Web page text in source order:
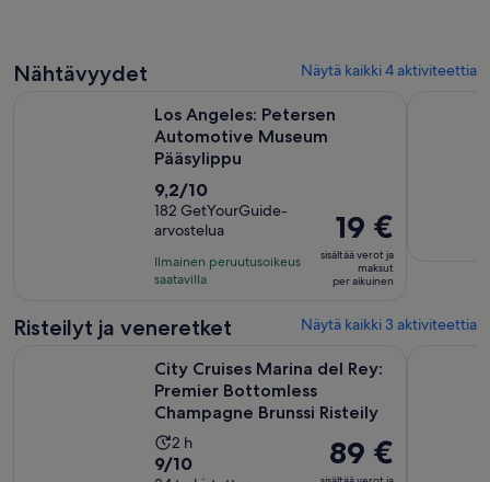
Nähtävyydet Näytä kaikki 4 aktiviteettia
Los Angeles: Petersen
Automotive Museum
Pääsylippu
9.2
kautta
10,
182
arvostelua
9,2/10
182 GetYourGuide-
arvostelua
Ilmainen peruutusoikeus
saatavilla
Hinta
on
19 €
per
19 €
sisältää verot ja
maksut
per aikuinen
Risteilyt ja veneretket Näytä kaikki 3 aktiviteettia
City Cruises Marina del Rey:
Premier Bottomless
Champagne Brunssi Risteily
Aktiviteetin
kesto
2 h
9.0
9/10
Hinta
on
89 €